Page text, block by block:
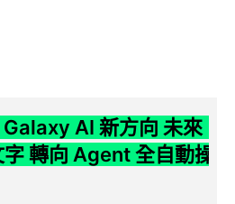
AI 新方向 未來
轉向 Agent 全自動操